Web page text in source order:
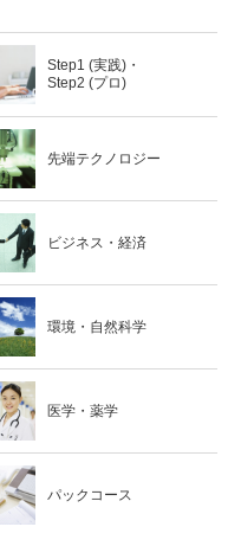
Step1 (実践)・
Step2 (プロ)
先端テクノロジー
ビジネス・経済
環境・自然科学
医学・薬学
パックコース